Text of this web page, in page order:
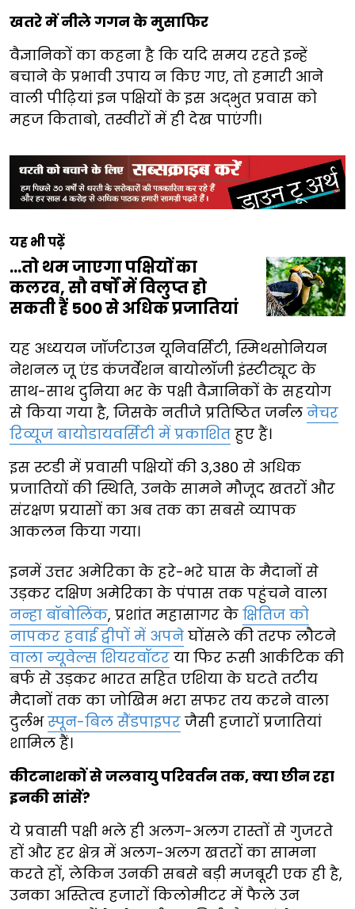
खतरे में नीले गगन के मुसाफिर
वैज्ञानिकों का कहना है कि यदि समय रहते इन्हें
बचाने के प्रभावी उपाय न किए गए, तो हमारी आने
वाली पीढ़ियां इन पक्षियों के इस अद्भुत प्रवास को
महज किताबो, तस्वीरों में ही देख पाएंगी।
यह भी पढ़ें
...तो थम जाएगा पक्षियों का
कलरव, सौ वर्षों में विलुप्त हो
सकती हैं 500 से अधिक प्रजातियां
यह अध्ययन जॉर्जटाउन यूनिवर्सिटी, स्मिथसोनियन
नेशनल जू एंड कंजर्वेशन बायोलॉजी इंस्टीट्यूट के
साथ-साथ दुनिया भर के पक्षी वैज्ञानिकों के सहयोग
से किया गया है, जिसके नतीजे प्रतिष्ठित जर्नल नेचर
रिव्यूज बायोडायवर्सिटी में प्रकाशित हुए हैं।
इस स्टडी में प्रवासी पक्षियों की 3,380 से अधिक
प्रजातियों की स्थिति, उनके सामने मौजूद खतरों और
संरक्षण प्रयासों का अब तक का सबसे व्यापक
आकलन किया गया।
इनमें उत्तर अमेरिका के हरे-भरे घास के मैदानों से
उड़कर दक्षिण अमेरिका के पंपास तक पहुंचने वाला
नन्हा बॉबोलिंक, प्रशांत महासागर के क्षितिज को
नापकर हवाई द्वीपों में अपने घोंसले की तरफ लौटने
वाला न्यूवेल्स शियरवॉटर या फिर रूसी आर्कटिक की
बर्फ से उड़कर भारत सहित एशिया के घटते तटीय
मैदानों तक का जोखिम भरा सफर तय करने वाला
दुर्लभस्पून-बिल सैंडपाइपर जैसी हजारों प्रजातियां
शामिल हैं।
कीटनाशकों से जलवायु परिवर्तन तक, क्या छीन रहा
इनकी सांसें?
ये प्रवासी पक्षी भले ही अलग-अलग रास्तों से गुजरते
हों और हर क्षेत्र में अलग-अलग खतरों का सामना
करते हों, लेकिन उनकी सबसे बड़ी मजबूरी एक ही है,
उनका अस्तित्व हजारों किलोमीटर में फैले उन